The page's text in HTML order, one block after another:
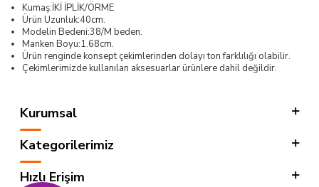
Kumaş:İKİ İPLİK/ÖRME
Ürün Uzunluk:40cm.
Modelin Bedeni:38/M beden.
Manken Boyu:1.68cm.
Ürün renginde konsept çekimlerinden dolayı ton farklılığı olabilir.
Çekimlerimizde kullanılan aksesuarlar ürünlere dahil değildir.
Kurumsal
Kategorilerimiz
Hızlı Erişim